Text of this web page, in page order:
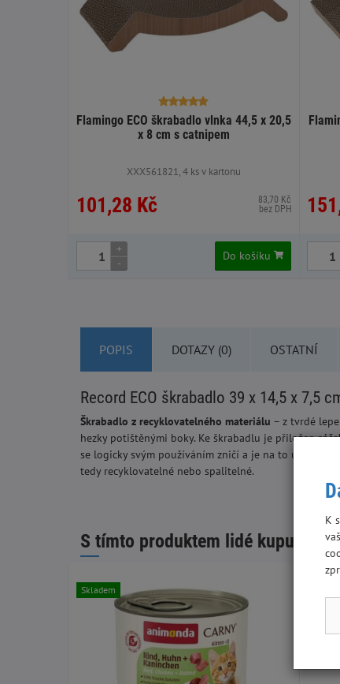
Flamingo ECO škrabadlo vlnka 44,5 x 20,5
x 8 cm s catnipem
XXX561821, 4 ks v kartonu
101,28 Kč
83,70 Kč
bez DPH
+
-
Do košíku
POPIS DOTAZY (0) OSTATNÍ
Record ECO škrabadlo 39 x 14,5 x 7,5
Škrabadlo z recyklovatelného materiálu – z tvrdé
hezky potištěnými boky. Ke škrabadlu je přiložen
se logicky svým používáním zničí a je na to určené.
tedy recyklovatelné nebo spalitelné.
S tímto produktem lidé kupují:
Skladem
K